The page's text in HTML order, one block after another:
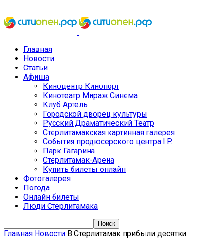
Главная
Новости
Статьи
Афиша
Киноцентр Кинопорт
Кинотеатр Мираж Синема
Клуб Артель
Городской дворец культуры
Русский Драматический Театр
Стерлитамакская картинная галерея
События продюсерского центра I.P.
Парк Гагарина
Стерлитамак-Арена
Купить билеты онлайн
Фотогалерея
Погода
Онлайн билеты
Люди Стерлитамака
Главная Новости В Стерлитамак прибыли десятки